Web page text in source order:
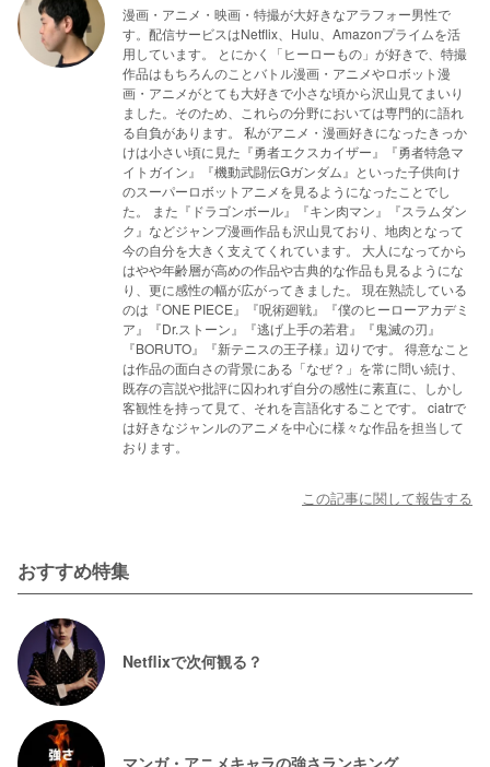
漫画・アニメ・映画・特撮が大好きなアラフォー男性で
す。配信サービスはNetflix、Hulu、Amazonプライムを活
用しています。 とにかく「ヒーローもの」が好きで、特撮
作品はもちろんのことバトル漫画・アニメやロボット漫
画・アニメがとても大好きで小さな頃から沢山見てまいり
ました。そのため、これらの分野においては専門的に語れ
る自負があります。 私がアニメ・漫画好きになったきっか
けは小さい頃に見た『勇者エクスカイザー』『勇者特急マ
イトガイン』『機動武闘伝Gガンダム』といった子供向け
のスーパーロボットアニメを見るようになったことでし
た。 また『ドラゴンボール』『キン肉マン』『スラムダン
ク』などジャンプ漫画作品も沢山見ており、地肉となって
今の自分を大きく支えてくれています。 大人になってから
はやや年齢層が高めの作品や古典的な作品も見るようにな
り、更に感性の幅が広がってきました。 現在熟読している
のは『ONE PIECE』『呪術廻戦』『僕のヒーローアカデミ
ア』『Dr.ストーン』『逃げ上手の若君』『鬼滅の刃』
『BORUTO』『新テニスの王子様』辺りです。 得意なこと
は作品の面白さの背景にある「なぜ？」を常に問い続け、
既存の言説や批評に囚われず自分の感性に素直に、しかし
客観性を持って見て、それを言語化することです。 ciatrで
は好きなジャンルのアニメを中心に様々な作品を担当して
おります。
この記事に関して報告する
おすすめ特集
Netflixで次何観る？
マンガ・アニメキャラの強さランキング